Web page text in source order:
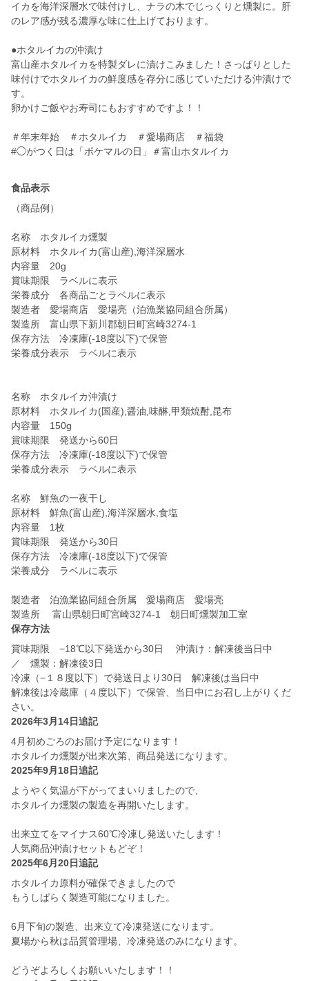
イカを海洋深層水で味付けし、ナラの木でじっくりと燻製に。肝
のレア感が残る濃厚な味に仕上げております。
●ホタルイカの沖漬け
富山産ホタルイカを特製ダレに漬けこみました！さっぱりとした
味付けでホタルイカの鮮度感を存分に感じていただける沖漬けで
す。
卵かけご飯やお寿司にもおすすめですよ！！
＃年末年始 ＃ホタルイカ ＃愛場商店 ＃福袋
#◯がつく日は「ポケマルの日」＃富山ホタルイカ
食品表示
（商品例）
名称 ホタルイカ燻製
原材料 ホタルイカ(富山産),海洋深層水
内容量 20g
賞味期限 ラベルに表示
栄養成分 各商品ごとラベルに表示
製造者 愛場商店 愛場亮（泊漁業協同組合所属）
製造所 富山県下新川郡朝日町宮崎3274-1
保存方法 冷凍庫(-18度以下)で保管
栄養成分表示 ラベルに表示
名称 ホタルイカ沖漬け
原材料 ホタルイカ(国産),醤油,味醂,甲類焼酎,昆布
内容量 150g
賞味期限 発送から60日
保存方法 冷凍庫(-18度以下)で保管
栄養成分表示 ラベルに表示
名称 鮮魚の一夜干し
原材料 鮮魚(富山産),海洋深層水,食塩
内容量 1枚
賞味期限 発送から30日
保存方法 冷凍庫(-18度以下)で保管
栄養成分 ラベルに表示
製造者 泊漁業協同組合所属 愛場商店 愛場亮
製造所 富山県朝日町宮崎3274-1 朝日町燻製加工室
保存方法
賞味期限 −18℃以下発送から30日 沖漬け：解凍後当日中
／ 燻製：解凍後3日
冷凍（−１８度以下）で発送日より30日 解凍後は当日中
解凍後は冷蔵庫（４度以下）で保管、当日中にお召し上がりくだ
さい。
2026年3月14日追記
4月初めごろのお届け予定になります！
ホタルイカ燻製が出来次第、商品発送になります。
2025年9月18日追記
ようやく気温が下がってまいりましたので、
ホタルイカ燻製の製造を再開いたします。
出来立てをマイナス60℃冷凍し発送いたします！
人気商品沖漬けセットもどぞ！
2025年6月20日追記
ホタルイカ原料が確保できましたので
もうしばらく製造可能になりました。
6月下旬の製造、出来立て冷凍発送になります。
夏場から秋は品質管理場、冷凍発送のみになります。
どうぞよろしくお願いいたします！！